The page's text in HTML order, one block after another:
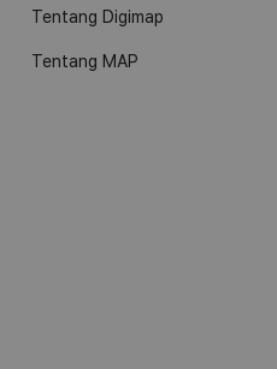
Tentang Digimap
Tentang MAP